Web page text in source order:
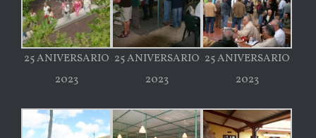
25 ANIVERSARIO
2023
25 ANIVERSARIO
2023
25 ANIVERSARIO
2023